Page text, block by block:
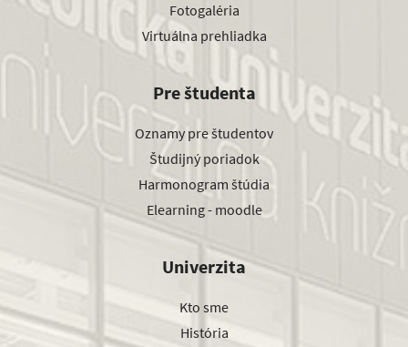
Fotogaléria
Virtuálna prehliadka
Pre študenta
Oznamy pre študentov
Študijný poriadok
Harmonogram štúdia
Elearning - moodle
Univerzita
Kto sme
História